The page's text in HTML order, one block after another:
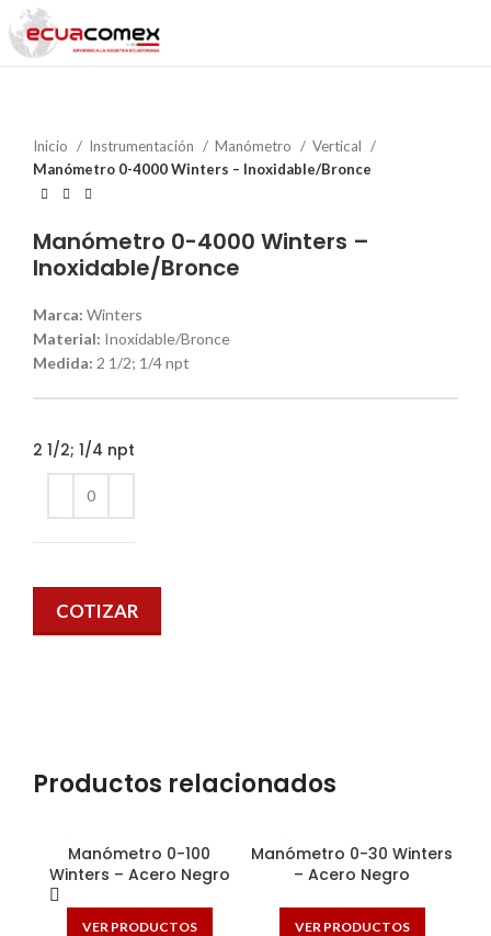
Inicio Instrumentación Manómetro
Vertical
Manómetro 0-4000 Winters – Inoxidable/Bronce
Manómetro 0-4000 Winters –
Inoxidable/Bronce
Marca: Winters
Material: Inoxidable/Bronce
Medida: 2 1/2; 1/4 npt
2 1/2; 1/4 npt
COTIZAR
Productos relacionados
Manómetro 0-100
Winters – Acero Negro
VER PRODUCTOS
Manómetro 0-30 Winters
– Acero Negro
VER PRODUCTOS